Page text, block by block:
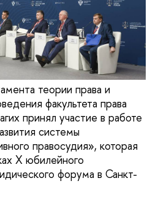
теории права и
факультета права
принял участие в работе
системы
правосудия», которая
X юбилейного
форума в Санкт-